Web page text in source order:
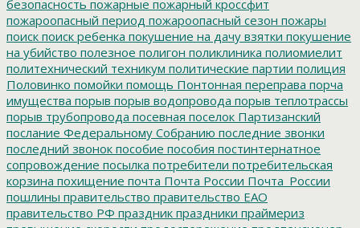
безопасность пожарные пожарный кроссфит
пожароопасный период пожароопасный сезон пожары
поиск поиск ребенка покушение на дачу взятки покушение
на убийство полезное полигон поликлиника полиомиелит
политехнический техникум политические партии полиция
Половинко помойки помощь Понтонная переправа порча
имущества порыв порыв водопровода порыв теплотрассы
порыв трубопровода посевная поселок Партизанский
послание Федеральному Собранию последние звонки
последний звонок пособие пособия постинтернатное
сопровождение посылка потребители потребительская
корзина похищение почта Почта России Почта_России
пошлины правительство правительство ЕАО
правительство РФ праздник праздники праймериз